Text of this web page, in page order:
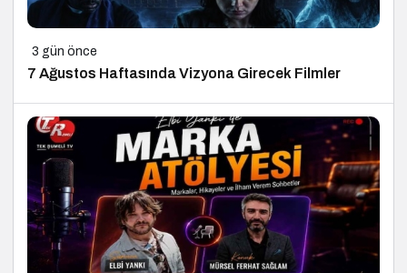
3 gün önce
7 Ağustos Haftasında Vizyona Girecek Filmler